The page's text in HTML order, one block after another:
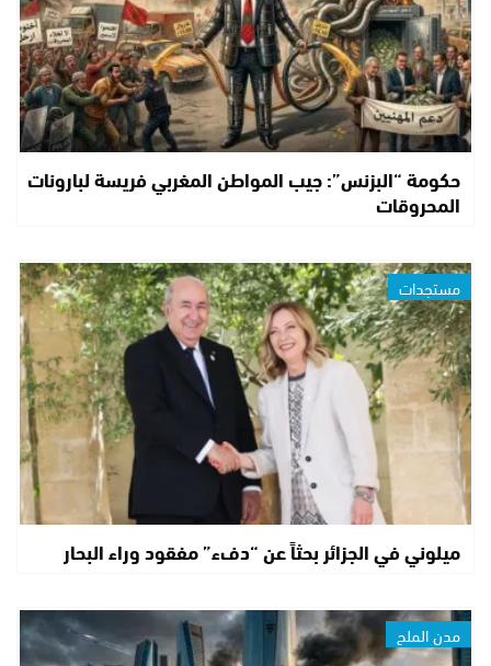
حكومة “البزنس”: جيب المواطن المغربي فريسة لبارونات
المحروقات
مستجدات
ميلوني في الجزائر بحثاً عن “دفء” مفقود وراء البحار
مدن الملح